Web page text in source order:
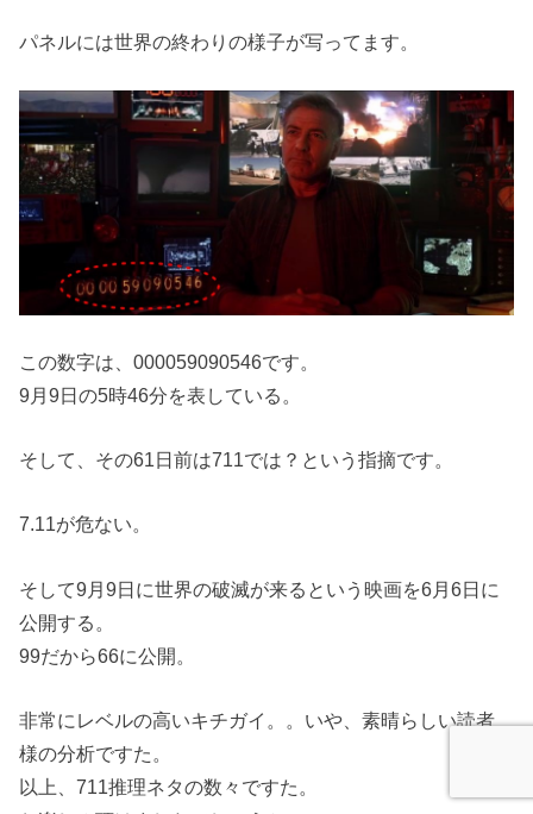
パネルには世界の終わりの様子が写ってます。
この数字は、000059090546です。
9月9日の5時46分を表している。
そして、その61日前は711では？という指摘です。
7.11が危ない。
そして9月9日に世界の破滅が来るという映画を6月6日に
公開する。
99だから66に公開。
非常にレベルの高いキチガイ。。いや、素晴らしい読者
様の分析ですた。
以上、711推理ネタの数々ですた。